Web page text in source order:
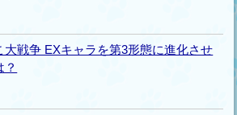
大戦争 EXキャラを第3形態に進化させ
？